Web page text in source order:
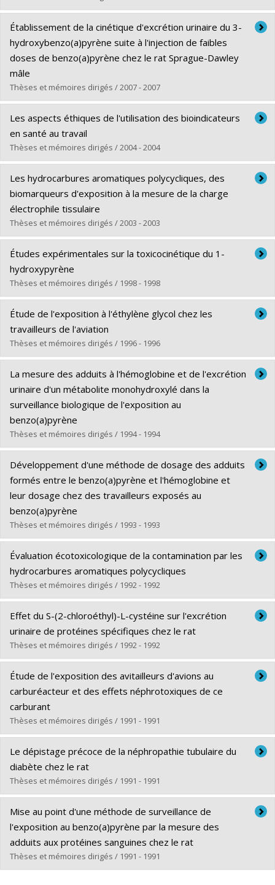
Lien vers le document dans Papyrus
Diplômé(e) :Ruzgyte, Asta
Cycle :Doctorat
Diplôme obtenu :Ph. D.
Lien vers le document dans Papyrus
Établissement de la cinétique d'excrétion urinaire du 3-
hydroxybenzo(a)pyrène suite à l'injection de faibles
doses de benzo(a)pyrène chez le rat Sprague-Dawley
mâle
Thèses et mémoires dirigés / 2007 - 2007
Diplômé(e) :Agbato, Ingrid
Cycle :Maîtrise
Diplôme obtenu :M. Sc.
Lien vers le document dans Papyrus
Les aspects éthiques de l'utilisation des bioindicateurs
en santé au travail
Thèses et mémoires dirigés / 2004 - 2004
Diplômé(e) :Caux, Chantal
Cycle :Doctorat
Diplôme obtenu :Ph. D.
Lien vers le document dans Papyrus
Les hydrocarbures aromatiques polycycliques, des
biomarqueurs d'exposition à la mesure de la charge
électrophile tissulaire
Thèses et mémoires dirigés / 2003 - 2003
Diplômé(e) :Tzekova, Adela
Cycle :Maîtrise
Diplôme obtenu :M. Sc.
Lien vers le document dans Papyrus
Études expérimentales sur la toxicocinétique du 1-
hydroxypyrène
Thèses et mémoires dirigés / 1998 - 1998
Diplômé(e) :Bouchard, Michèle
Cycle :Doctorat
Diplôme obtenu :Ph. D.
Lien vers le document dans Papyrus
Étude de l'exposition à l'éthylène glycol chez les
travailleurs de l'aviation
Thèses et mémoires dirigés / 1996 - 1996
Diplômé(e) :Patrice, Sylvie
Cycle :Maîtrise
Diplôme obtenu :M. Sc.
Lien vers le document dans Papyrus
La mesure des adduits à l'hémoglobine et de l'excrétion
urinaire d'un métabolite monohydroxylé dans la
surveillance biologique de l'exposition au
benzo(a)pyrène
Thèses et mémoires dirigés / 1994 - 1994
Diplômé(e) :Bouchard, Michèle
Cycle :Maîtrise
Diplôme obtenu :M. Sc.
Lien vers le document dans Papyrus
Développement d'une méthode de dosage des adduits
formés entre le benzo(a)pyrène et l'hémoglobine et
leur dosage chez des travailleurs exposés au
benzo(a)pyrène
Thèses et mémoires dirigés / 1993 - 1993
Diplômé(e) :Lamy, Serge
Cycle :Maîtrise
Diplôme obtenu :M. Sc.
Lien vers le document dans Papyrus
Évaluation écotoxicologique de la contamination par les
hydrocarbures aromatiques polycycliques
Thèses et mémoires dirigés / 1992 - 1992
Diplômé(e) :Blondin, Odette
Cycle :Maîtrise
Diplôme obtenu :M. Sc.
Lien vers le document dans Papyrus
Effet du S-(2-chloroéthyl)-L-cystéine sur l'excrétion
urinaire de protéines spécifiques chez le rat
Thèses et mémoires dirigés / 1992 - 1992
Diplômé(e) :Lalonde, Isabelle
Cycle :Maîtrise
Diplôme obtenu :
Lien vers le document dans Papyrus
Étude de l'exposition des avitailleurs d'avions au
carburéacteur et des effets néphrotoxiques de ce
carburant
Thèses et mémoires dirigés / 1991 - 1991
Diplômé(e) : Phaneuf, Denise
Cycle :Maîtrise
Diplôme obtenu :M. Sc.
Lien vers le document dans Papyrus
Le dépistage précoce de la néphropathie tubulaire du
diabète chez le rat
Thèses et mémoires dirigés / 1991 - 1991
Diplômé(e) :Chouinard, Sylvie
Cycle :Maîtrise
Diplôme obtenu :M. Sc.
Lien vers le document dans Papyrus
Mise au point d'une méthode de surveillance de
l'exposition au benzo(a)pyrène par la mesure des
adduits aux protéines sanguines chez le rat
Thèses et mémoires dirigés / 1991 - 1991